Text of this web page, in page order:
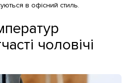
в офісний стиль.
чоловічі